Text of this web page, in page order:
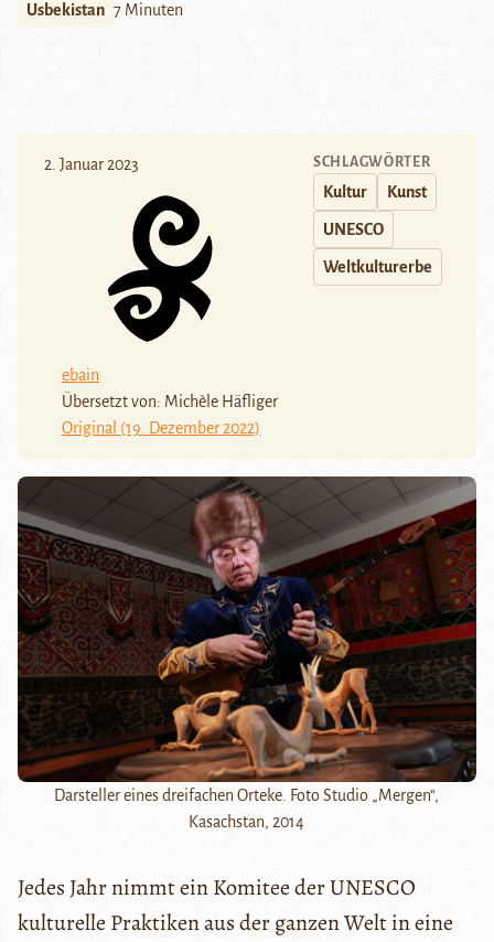
Usbekistan 7 Minuten
2. Januar 2023
ebain
Übersetzt von: Michèle Häfliger
Original (19. Dezember 2022)
SCHLAGWÖRTER
Kultur Kunst
UNESCO
Weltkulturerbe
Darsteller eines dreifachen Orteke. Foto Studio „Mergen“,
Kasachstan, 2014
Jedes Jahr nimmt ein Komitee der UNESCO
kulturelle Praktiken aus der ganzen Welt in eine